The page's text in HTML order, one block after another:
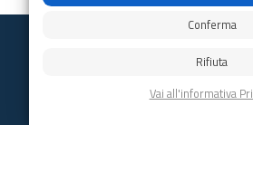
Club Alpino Italiano
Conferma
Rifiuta